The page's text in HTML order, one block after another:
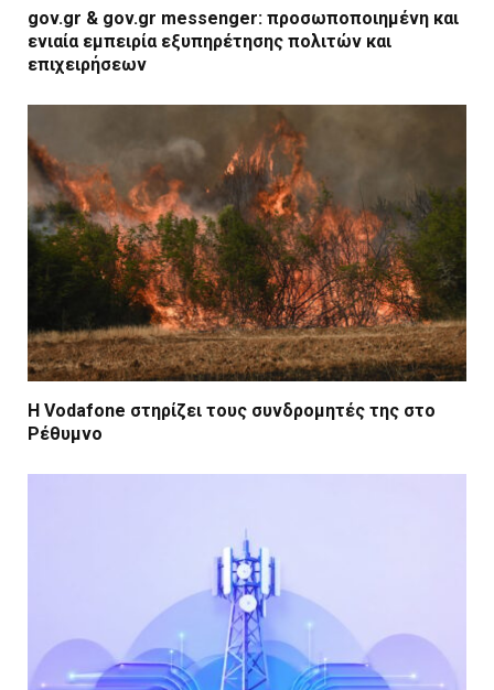
gov.gr & gov.gr messenger: προσωποποιημένη και
ενιαία εμπειρία εξυπηρέτησης πολιτών και
επιχειρήσεων
Η Vodafone στηρίζει τους συνδρομητές της στο
Ρέθυμνο